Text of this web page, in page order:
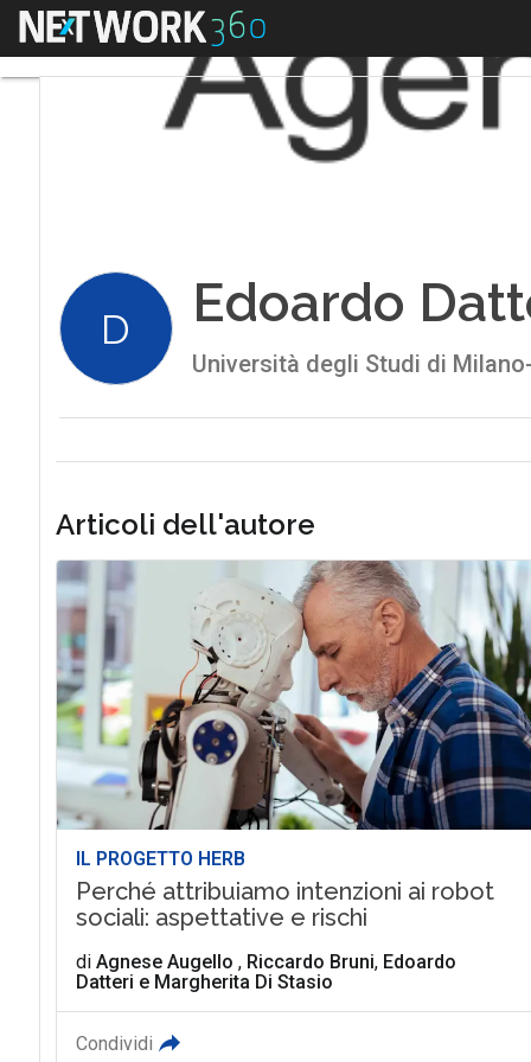
Menu
D Edoardo
Università degli Studi di
Articoli dell'autore
IL PROGETTO HERB
Perché attribuiamo intenzioni ai robot
sociali: aspettative e rischi
di Agnese Augello , Riccardo Bruni, Edoardo
Datteri e Margherita Di Stasio
Condividi